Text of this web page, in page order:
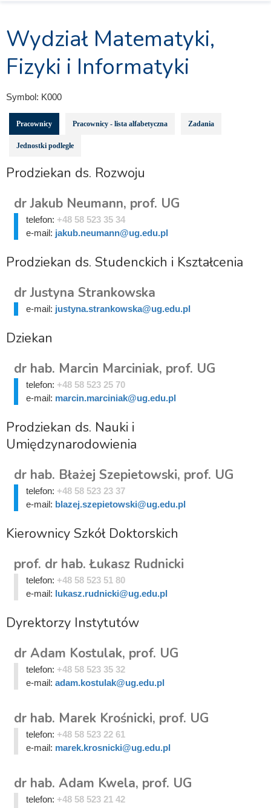
Wydział Matematyki,
Fizyki i Informatyki
Symbol: K000
Pracownicy Pracownicy - lista alfabetyczna Zadania
Jednostki podległe
Prodziekan ds. Rozwoju
dr Jakub Neumann, prof. UG
telefon: +48 58 523 35 34
e-mail: jakub.neumann@ug.edu.pl
Prodziekan ds. Studenckich i Kształcenia
dr Justyna Strankowska
e-mail: justyna.strankowska@ug.edu.pl
Dziekan
dr hab. Marcin Marciniak, prof. UG
telefon: +48 58 523 25 70
e-mail: marcin.marciniak@ug.edu.pl
Prodziekan ds. Nauki i
Umiędzynarodowienia
dr hab. Błażej Szepietowski, prof. UG
telefon: +48 58 523 23 37
e-mail: blazej.szepietowski@ug.edu.pl
Kierownicy Szkół Doktorskich
prof. dr hab. Łukasz Rudnicki
telefon: +48 58 523 51 80
e-mail: lukasz.rudnicki@ug.edu.pl
Dyrektorzy Instytutów
dr Adam Kostulak, prof. UG
telefon: +48 58 523 35 32
e-mail: adam.kostulak@ug.edu.pl
dr hab. Marek Krośnicki, prof. UG
telefon: +48 58 523 22 61
e-mail: marek.krosnicki@ug.edu.pl
dr hab. Adam Kwela, prof. UG
telefon: +48 58 523 21 42